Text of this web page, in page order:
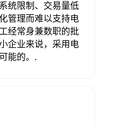
统限制、交易量低
管理而难以支持电
经常身兼数职的批
企业来说，采用电
能的。.